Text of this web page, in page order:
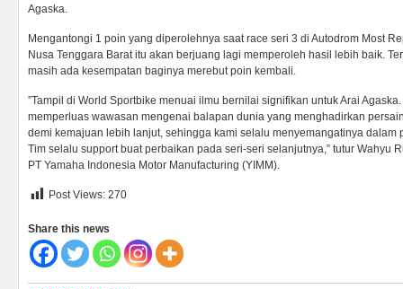
Agaska.
Mengantongi 1 poin yang diperolehnya saat race seri 3 di Autodrom Most
Nusa Tenggara Barat itu akan berjuang lagi memperoleh hasil lebih baik.
masih ada kesempatan baginya merebut poin kembali.
”Tampil di World Sportbike menuai ilmu bernilai signifikan untuk Arai
memperluas wawasan mengenai balapan dunia yang menghadirkan
demi kemajuan lebih lanjut, sehingga kami selalu menyemangatinya dalam
Tim selalu support buat perbaikan pada seri-seri selanjutnya,” tutur Wahyu
PT Yamaha Indonesia Motor Manufacturing (YIMM).
Post Views: 270
Share this news